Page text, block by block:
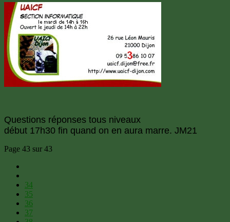
Questions réponses tous niveaux
début 17h30 fin quand on en aura marre. JM21
Page 43 sur 43
34
35
36
37